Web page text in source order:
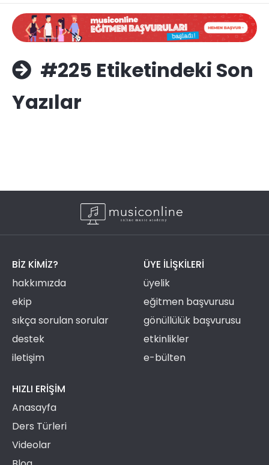
#225 Etiketindeki Son
Yazılar
BIZ KIMIZ?
hakkımızda
ekip
sıkça sorulan sorular
destek
iletişim
ÜYE ILIŞKILERI
üyelik
eğitmen başvurusu
gönüllülük başvurusu
etkinlikler
e-bülten
HIZLI ERIŞIM
Anasayfa
Ders Türleri
Videolar